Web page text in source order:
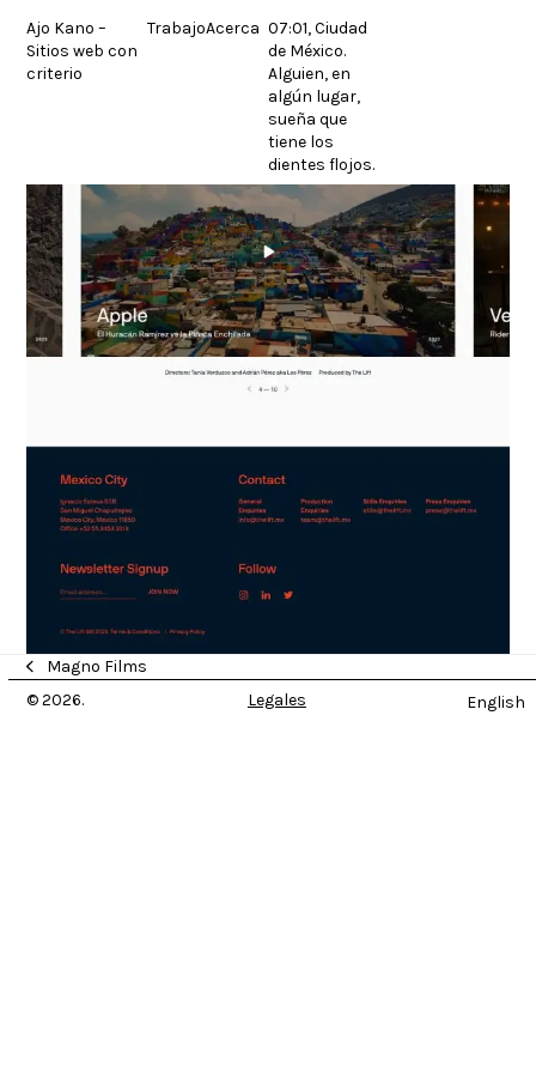
content
Ajo Kano –
Sitios web con
criterio
TrabajoAcerca 07:01, Ciudad
de México.
Alguien, en
algún lugar,
sueña que
tiene los
dientes flojos.
previous
post:
Magno Films
© 2026.
Legales English